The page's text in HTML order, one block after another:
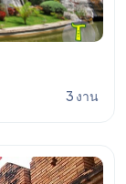
3 งาน